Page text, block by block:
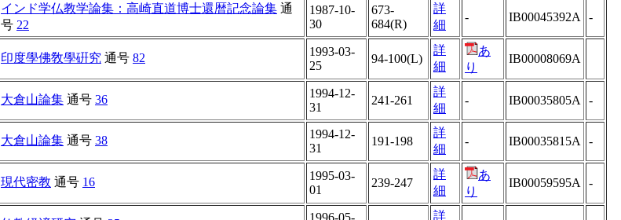
インド学仏教学論集：高崎直道博士還暦記念論集 通
号 22
1987-10-
30
673-
684(R)
詳
細
- IB00045392A -
印度學佛敎學硏究 通号 82
1993-03-
25
94-100(L)
詳
細
あ
り
IB00008069A
大倉山論集 通号 36
1994-12-
31
241-261
詳
細
- IB00035805A -
大倉山論集 通号 38
1994-12-
31
191-198
詳
細
- IB00035815A -
現代密教 通号 16
1995-03-
01
239-247
詳
細
あ
り
IB00059595A -
1996-05- 詳